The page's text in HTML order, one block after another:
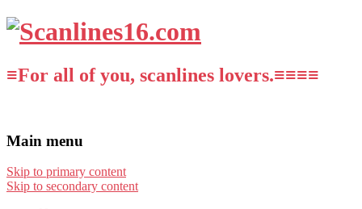
≡For all of you, scanlines lovers.≡≡≡≡
Main menu
Skip to primary content
Skip to secondary content